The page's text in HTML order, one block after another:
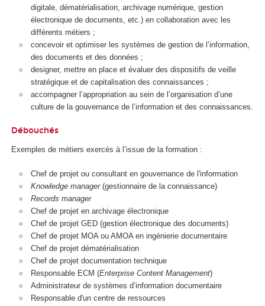
digitale, dématérialisation, archivage numérique, gestion
électronique de documents, etc.) en collaboration avec les
différents métiers ;
concevoir et optimiser les systèmes de gestion de l’information,
des documents et des données ;
designer, mettre en place et évaluer des dispositifs de veille
stratégique et de capitalisation des connaissances ;
accompagner l’appropriation au sein de l’organisation d’une
culture de la gouvernance de l’information et des connaissances.
Débouchés
Exemples de métiers exercés à l’issue de la formation :
Chef de projet ou consultant en gouvernance de l'information
Knowledge manager(gestionnaire de la connaissance)
Records manager
Chef de projet en archivage électronique
Chef de projet GED (gestion électronique des documents)
Chef de projet MOA ou AMOA en ingénierie documentaire
Chef de projet dématérialisation
Chef de projet documentation technique
Responsable ECM (Enterprise Content Management)
Administrateur de systèmes d’information documentaire
Responsable d'un centre de ressources